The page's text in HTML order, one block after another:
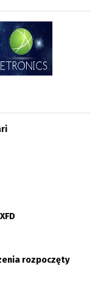
rozpoczęty